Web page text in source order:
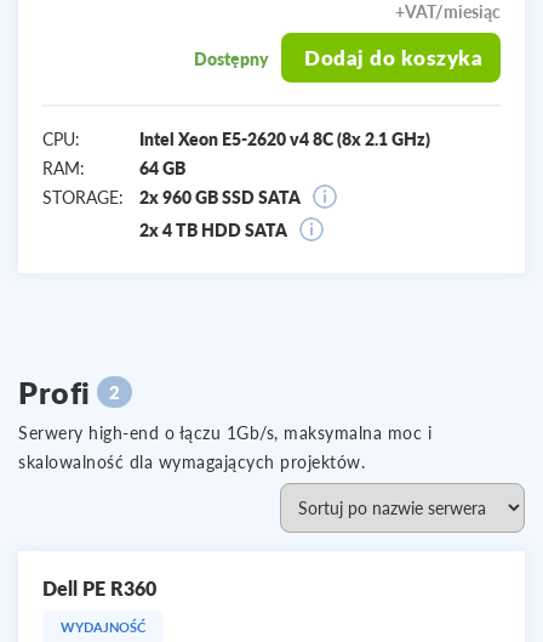
CPU:
Intel Xeon E5-2620 v4 8C (8x 2.1 GHz)
RAM:
64 GB
STORAGE:
2x 960 GB SSD SATA
2x 4 TB HDD SATA
+VAT/miesiąc
Dostępny Dodaj do koszyka
Profi 2
Serwery high-end o łączu 1Gb/s, maksymalna moc i
skalowalność dla wymagających projektów.
Dell PE R360
WYDAJNOŚĆ